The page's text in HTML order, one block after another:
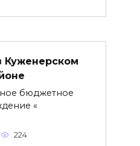
Куженерском
бюджетное
«
224